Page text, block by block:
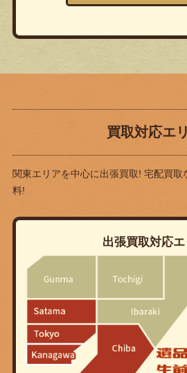
買取対応エ
関東エリアを中心に出張買取! 宅配買取
料!
出張買取対応